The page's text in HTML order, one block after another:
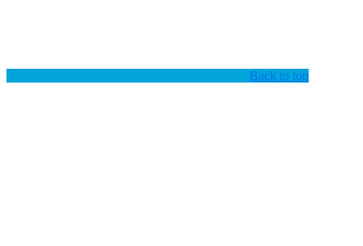
Back to top